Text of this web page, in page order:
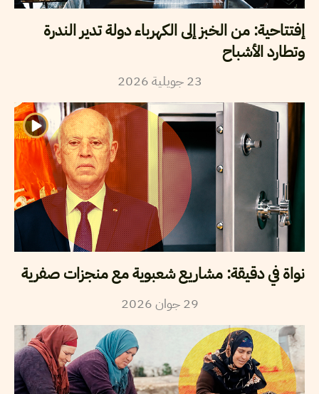
إفتتاحية: من الخبز إلى الكهرباء دولة تدير الندرة
وتطارد الأشباح
23 جويلية2026
نواة في دقيقة: مشاريع شعبوية مع منجزات صفرية
29 جوان2026